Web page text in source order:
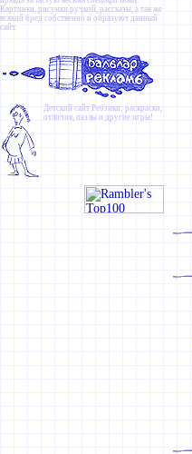
Картинки, рисунки ручкой, рассказы, а так же
всякий бред собственно и образуют данный
сайт.
Детский сайт Ребзики: раскраски,
отличия, пазлы и другие игры!